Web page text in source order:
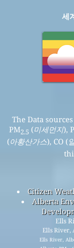
세
The Data
PM2.5 (미세먼지),
(아황산가스), CO (
Citizen
Alberta
Ells
Ells River,
Ells River,